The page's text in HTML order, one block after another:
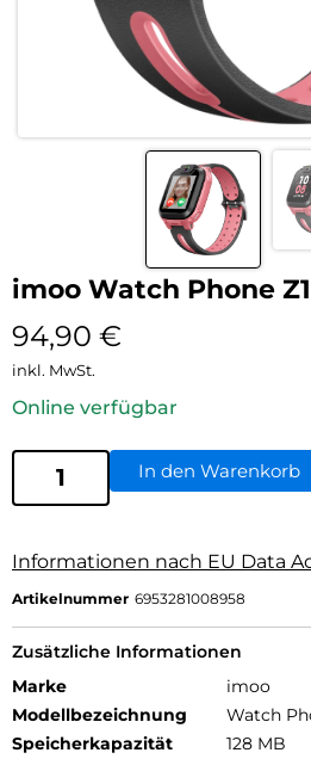
imoo Watch Phone
94,90 €
inkl. MwSt.
Online verfügbar
In den Warenkorb
Informationen nach EU Data
Artikelnummer 6953281008958
Zusätzliche Informationen
Marke
imoo
Modellbezeichnung
Watch
Speicherkapazität
128 MB